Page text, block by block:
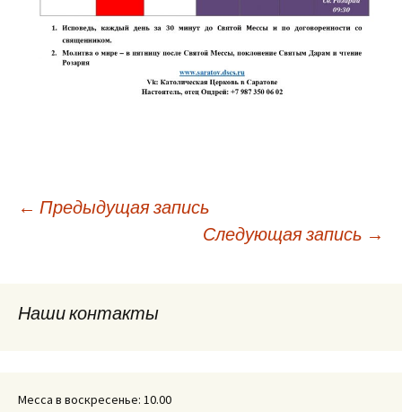
Навигация
записям
← Предыдущая запись
Следующая запись →
Наши контакты
Месса в воскресенье: 10.00